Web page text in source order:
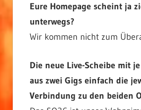
Eure Homepage scheint ja
unterwegs?
Wir kommen nicht zum
Die neue Live-Scheibe mit
aus zwei Gigs einfach die
Verbindung zu den beiden